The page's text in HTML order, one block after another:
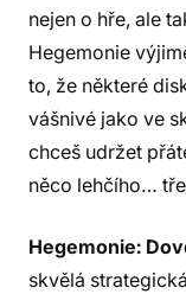
nejen o hře, ale
Hegemonie
to, že některé
vášnivé jako ve
chceš udržet
něco lehčího…
Hegemonie:
skvělá